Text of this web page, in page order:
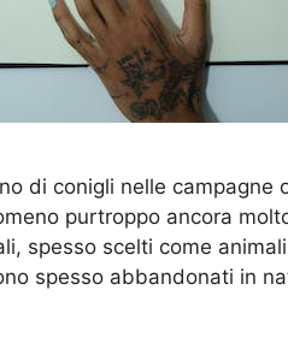
di conigli nelle campagne
purtroppo ancora
spesso scelti come
spesso abbandonati in